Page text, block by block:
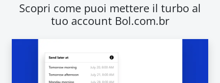
Scopri come puoi mettere il turbo al
tuo account Bol.com.br